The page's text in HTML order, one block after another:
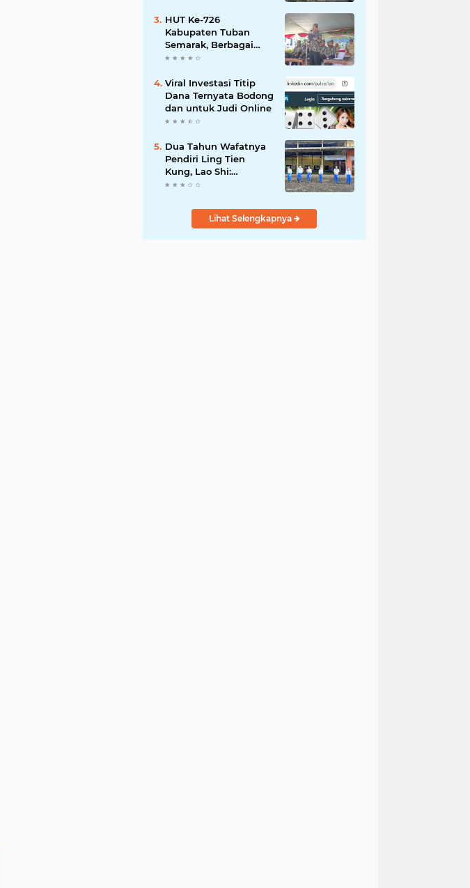
Sasaran
HUT Ke-726
Kabupaten Tuban
Semarak, Berbagai
Prestasinya Pun
Viral Investasi Titip
Dana Ternyata Bodong
dan untuk Judi Online
Dua Tahun Wafatnya
Pendiri Ling Tien
Kung, Lao Shi:
Amanah Harus Kita
Lihat Selengkapnya